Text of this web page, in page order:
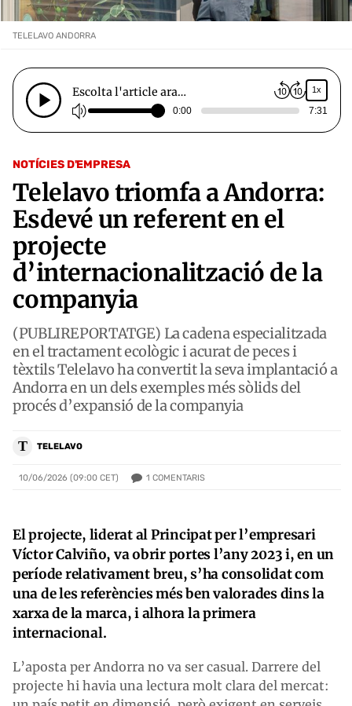
NOTÍCIES D'EMPRESA
Telelavo triomfa a Andorra:
Esdevé un referent en el
projecte
d’internacionalització de la
companyia
(PUBLIREPORTATGE) La cadena especialitzada
en el tractament ecològic i acurat de peces i
tèxtils Telelavo ha convertit la seva implantació a
Andorra en un dels exemples més sòlids del
procés d’expansió de la companyia
T TELELAVO
10/06/2026 (09:00 CET) 1 COMENTARIS
TELELAVO ANDORRA
Escolta l'article ara… 1x
0:00 7:31
El projecte, liderat al Principat per l’empresari
Víctor Calviño, va obrir portes l’any 2023 i, en un
període relativament breu, s’ha consolidat com
una de les referències més ben valorades dins la
xarxa de la marca, i alhora la primera
internacional.
L’aposta per Andorra no va ser casual. Darrere del
projecte hi havia una lectura molt clara del mercat: